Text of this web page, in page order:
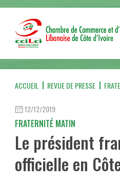
ACCUEIL REVUE DE PRESSE
12/12/2019
FRATERNITÉ MATIN
Le président
officielle en